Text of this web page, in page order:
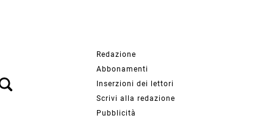
Redazione
Abbonamenti
Inserzioni dei lettori
Scrivi alla redazione
Pubblicità